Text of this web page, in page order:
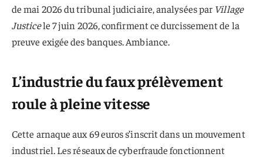
de mai 2026 du tribunal judiciaire, analysées par Village
Justicele 7 juin 2026, confirment ce durcissement de la
preuve exigée des banques. Ambiance.
L’industrie du faux prélèvement
roule à pleine vitesse
Cette arnaque aux 69 euros s’inscrit dans un mouvement
industriel. Les réseaux de cyberfraude fonctionnent